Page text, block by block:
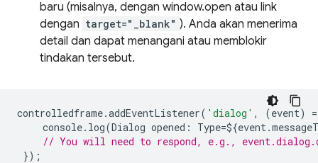
baru (misalnya, dengan window.open atau link
dengan target="_blank" ). Anda akan menerima
detail dan dapat menangani atau memblokir
tindakan tersebut.
controlledframe.addEventListener( 'dialog' , (event) =
console. log(Dialog opened : Type=${event.
// You will need to respond, e.g.,
});